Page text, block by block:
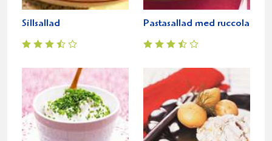
Sillsallad Pastasallad med ruccola